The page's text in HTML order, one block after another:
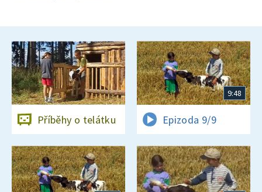
Příběhy o telátku
9:48
Epizoda 9/9